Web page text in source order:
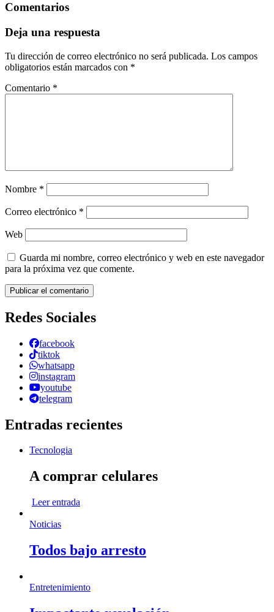
Comentarios
Deja una respuesta
Tu dirección de correo electrónico no será publicada. Los campos
obligatorios están marcados con *
Comentario *
Nombre *
Correo electrónico *
Web
Guarda mi nombre, correo electrónico y web en este navegador
para la próxima vez que comente.
Redes Sociales
facebook
tiktok
whatsapp
instagram
youtube
telegram
Entradas recientes
Tecnologia
A comprar celulares
Leer entrada
Noticias
Todos bajo arresto
Entretenimiento